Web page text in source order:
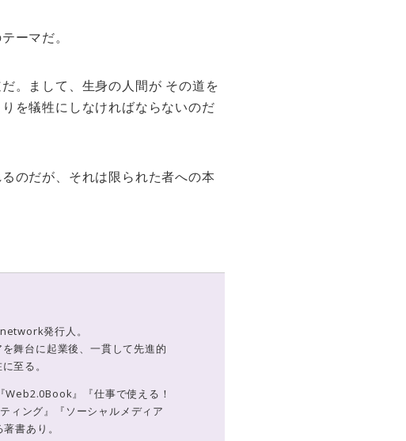
ーマだ。
。まして、生身の人間が その道を
を犠牲にしなければならないのだ
のだが、それは限られた者への本
発行人。
舞台に起業後、一貫して先進的
至る。
』『仕事で使える！
ィング』『ソーシャルメディア
書あり。